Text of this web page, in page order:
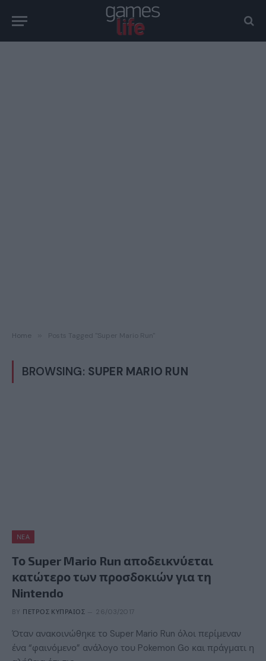
Home Posts Tagged "Super Mario Run"
BROWSING: SUPER MARIO RUN
ΝΈΑ
Το Super Mario Run αποδεικνύεται
κατώτερο των προσδοκιών για τη
Nintendo
BY ΠΈΤΡΟΣ ΚΥΠΡΑΊΟΣ 26/03/2017
Όταν ανακοινώθηκε το Super Mario Run όλοι περίμεναν
ένα “φαινόμενο” ανάλογο του Pokemon Go και πράγματι η